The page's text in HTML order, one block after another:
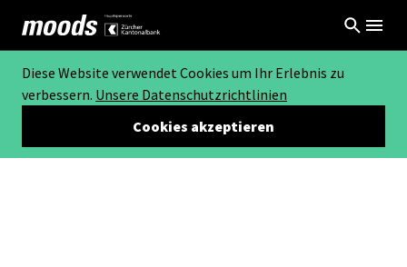
Diese Website verwendet Cookies um Ihr Erlebnis zu
verbessern. Unsere Datenschutzrichtlinien
Cookies akzeptieren